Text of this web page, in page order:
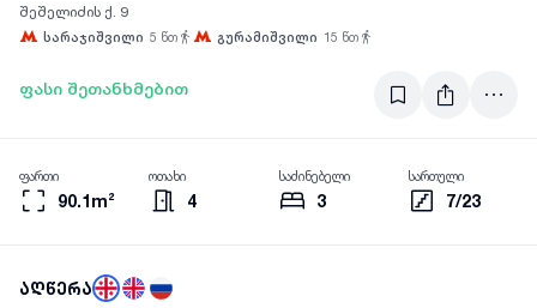
შეშელიძის ქ. 9
სარაჯიშვილი 5 წთ გურამიშვილი 15 წთ
ფასი შეთანხმებით
90.1m²
ფართი
4
ოთახი
3
საძინებელი
7/23
სართული
აღწერა